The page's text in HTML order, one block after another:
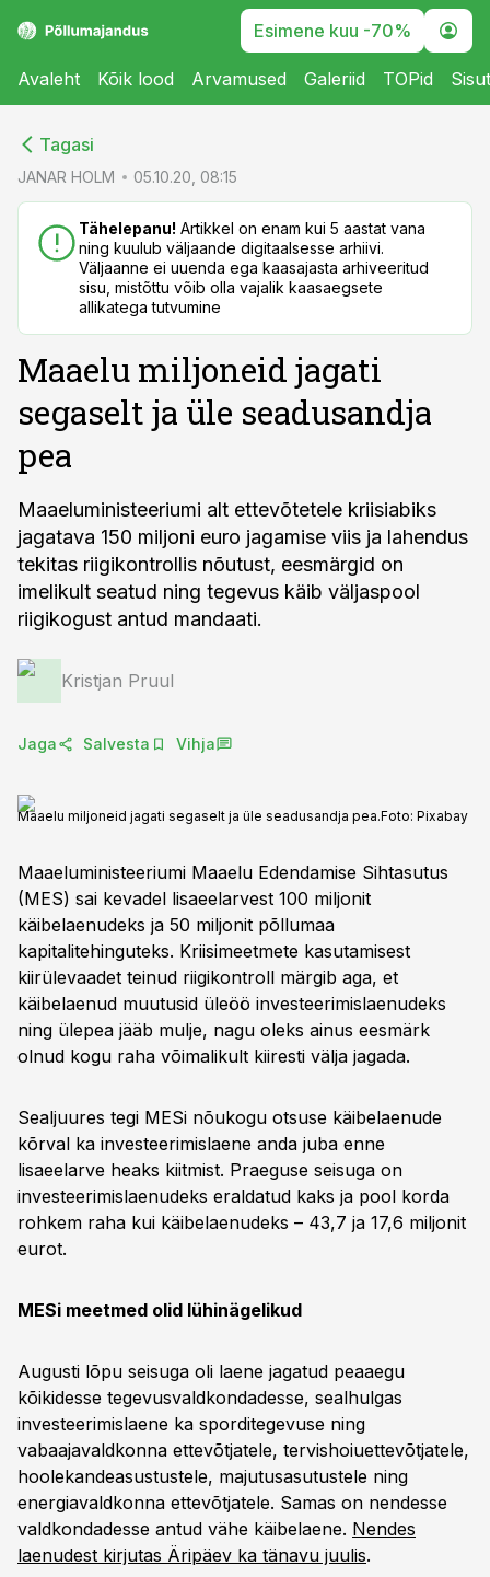
Esimene kuu -70%
Avaleht Kõik lood Arvamused Galeriid TOPid
Tagasi
JANAR HOLM 05.10.20, 08:15
Tähelepanu! Artikkel on enam kui 5 aastat vana
ning kuulub väljaande digitaalsesse arhiivi.
Väljaanne ei uuenda ega kaasajasta arhiveeritud
sisu, mistõttu võib olla vajalik kaasaegsete
allikatega tutvumine
Maaelu miljoneid jagati
segaselt ja üle seadusandja
pea
Maaeluministeeriumi alt ettevõtetele kriisiabiks
jagatava 150 miljoni euro jagamise viis ja lahendus
tekitas riigikontrollis nõutust, eesmärgid on
imelikult seatud ning tegevus käib väljaspool
riigikogust antud mandaati.
Kristjan Pruul
Jaga Salvesta Vihja
Maaelu miljoneid jagati segaselt ja üle seadusandja pea.Foto: Pixabay
Maaeluministeeriumi Maaelu Edendamise Sihtasutus
(MES) sai kevadel lisaeelarvest 100 miljonit
käibelaenudeks ja 50 miljonit põllumaa
kapitalitehinguteks. Kriisimeetmete kasutamisest
kiirülevaadet teinud riigikontroll märgib aga, et
käibelaenud muutusid üleöö investeerimislaenudeks
ning ülepea jääb mulje, nagu oleks ainus eesmärk
olnud kogu raha võimalikult kiiresti välja jagada.
Sealjuures tegi MESi nõukogu otsuse käibelaenude
kõrval ka investeerimislaene anda juba enne
lisaeelarve heaks kiitmist. Praeguse seisuga on
investeerimislaenudeks eraldatud kaks ja pool korda
rohkem raha kui käibelaenudeks – 43,7 ja 17,6 miljonit
eurot.
MESi meetmed olid lühinägelikud
Augusti lõpu seisuga oli laene jagatud peaaegu
kõikidesse tegevusvaldkondadesse, sealhulgas
investeerimislaene ka sporditegevuse ning
vabaajavaldkonna ettevõtjatele, tervishoiuettevõtjatele,
hoolekandeasustustele, majutusasutustele ning
energiavaldkonna ettevõtjatele. Samas on nendesse
valdkondadesse antud vähe käibelaene. Nendes
laenudest kirjutas Äripäev ka tänavu juulis.